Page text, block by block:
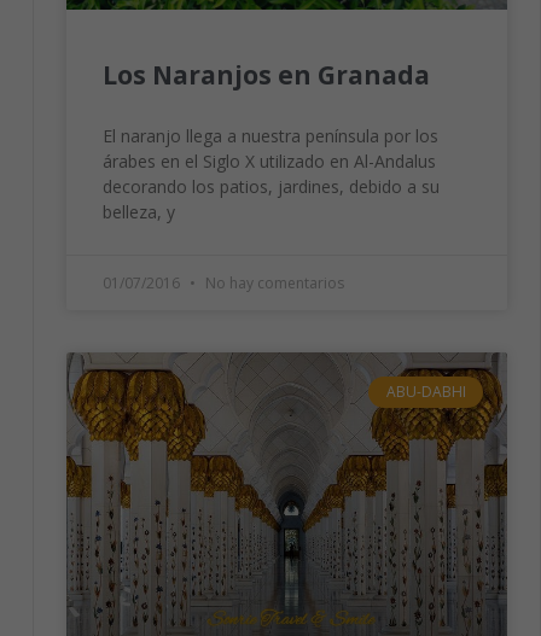
Los Naranjos en Granada
El naranjo llega a nuestra península por los
árabes en el Siglo X utilizado en Al-Andalus
decorando los patios, jardines, debido a su
belleza, y
01/07/2016 No hay comentarios
ABU-DABHI